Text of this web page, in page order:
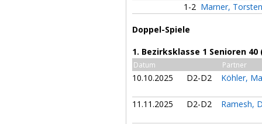
1-2 Marner,
Doppel-Spiele
1. Bezirksklasse 1 Senioren 40
Datum Partner
10.10.2025 D2-D2 Köhler,
11.11.2025 D2-D2 Ramesh,